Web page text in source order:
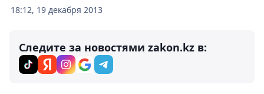
18:12, 19 декабря 2013
Следите за новостями zakon.kz в: